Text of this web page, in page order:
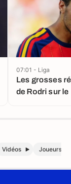
Les grosses
de Rodri sur le
07:01 - Liga
Vidéos Joueurs